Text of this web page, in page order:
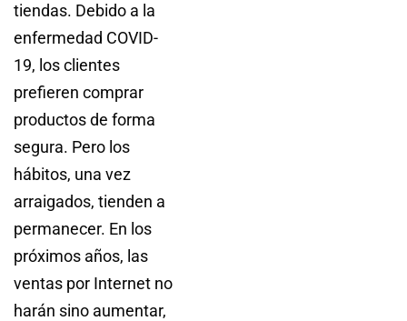
tiendas. Debido a la
enfermedad COVID-
19, los clientes
prefieren comprar
productos de forma
segura. Pero los
hábitos, una vez
arraigados, tienden a
permanecer. En los
próximos años, las
ventas por Internet no
harán sino aumentar,